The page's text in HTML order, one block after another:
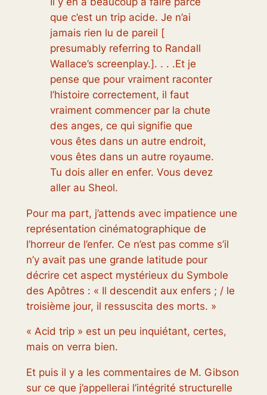
que c’est un trip acide. Je n’ai
jamais rien lu de pareil [
presumably referring to Randall
Wallace’s screenplay.]. . . .Et je
pense que pour vraiment raconter
l’histoire correctement, il faut
vraiment commencer par la chute
des anges, ce qui signifie que
vous êtes dans un autre endroit,
vous êtes dans un autre royaume.
Tu dois aller en enfer. Vous devez
aller au Sheol.
Pour ma part, j’attends avec impatience une
représentation cinématographique de
l’horreur de l’enfer. Ce n’est pas comme s’il
n’y avait pas une grande latitude pour
décrire cet aspect mystérieux du Symbole
des Apôtres : « Il descendit aux enfers ; / le
troisième jour, il ressuscita des morts. »
« Acid trip » est un peu inquiétant, certes,
mais on verra bien.
Et puis il y a les commentaires de M. Gibson
sur ce que j’appellerai l’intégrité structurelle